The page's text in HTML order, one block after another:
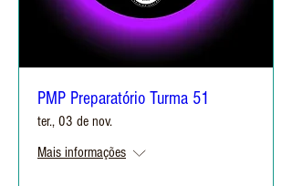
PMP Preparatório Turma 51
ter., 03 de nov.
Mais informações